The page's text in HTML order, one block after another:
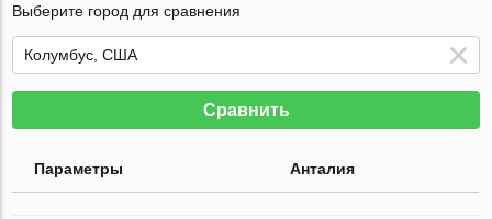
Выберите город для сравнения
Сравнить
Параметры Анталия